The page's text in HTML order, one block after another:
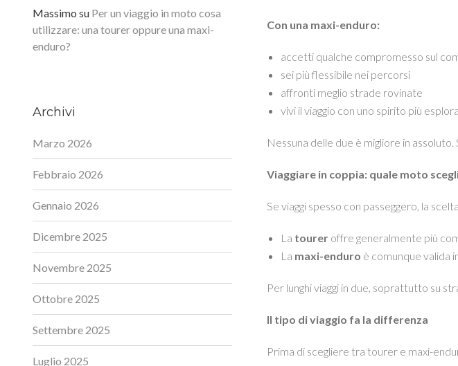
Con una maxi-enduro:
accetti qualche compromesso sul
sei più flessibile nei percorsi
affronti meglio strade rovinate
vivi il viaggio con uno spirito più
Nessuna delle due è migliore in
Viaggiare in coppia: quale moto
Se viaggi spesso con passeggero, la
La toureroffre generalmente più
La maxi-enduro è comunque valida
Per lunghi viaggi in due, soprattutto su
Il tipo di viaggio fa la differenza
Prima di scegliere tra tourer e maxi-
Massimo su Per un viaggio in moto cosa
utilizzare: una tourer oppure una maxi-
enduro?
Archivi
Marzo 2026
Febbraio 2026
Gennaio 2026
Dicembre 2025
Novembre 2025
Ottobre 2025
Settembre 2025
Luglio 2025